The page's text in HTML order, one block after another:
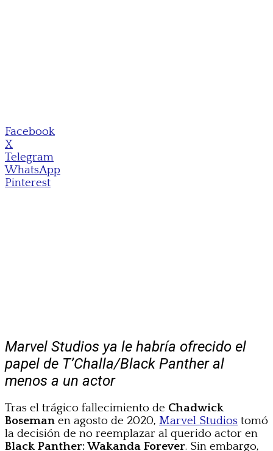
Facebook
X
Telegram
WhatsApp
Pinterest
Marvel Studios ya le habría ofrecido el
papel de T’Challa/Black Panther al
menos a un actor
Tras el trágico fallecimiento de Chadwick
Boseman en agosto de 2020, Marvel Studios tomó
la decisión de no reemplazar al querido actor en
Black Panther: Wakanda Forever. Sin embargo,